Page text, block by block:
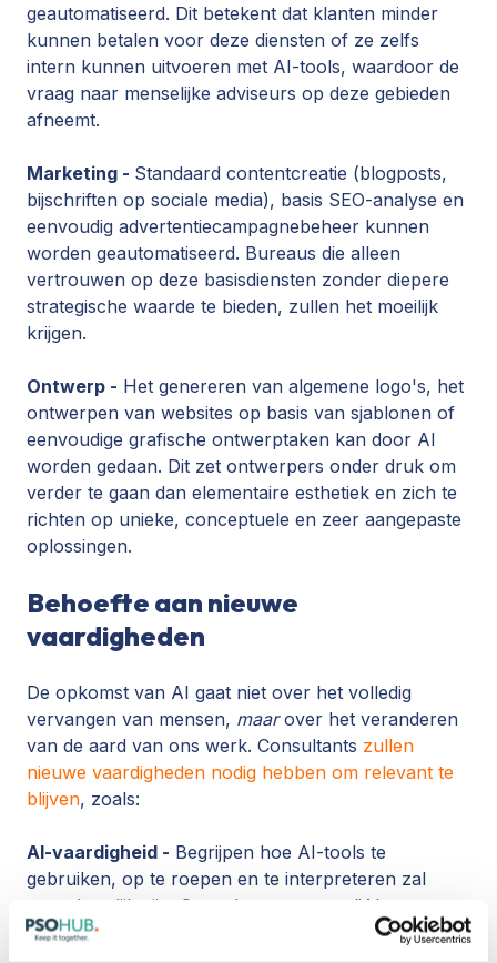
geautomatiseerd. Dit betekent dat klanten minder
kunnen betalen voor deze diensten of ze zelfs
intern kunnen uitvoeren met AI-tools, waardoor de
vraag naar menselijke adviseurs op deze gebieden
afneemt.
Marketing - Standaard contentcreatie (blogposts,
bijschriften op sociale media), basis SEO-analyse en
eenvoudig advertentiecampagnebeheer kunnen
worden geautomatiseerd. Bureaus die alleen
vertrouwen op deze basisdiensten zonder diepere
strategische waarde te bieden, zullen het moeilijk
krijgen.
Ontwerp - Het genereren van algemene logo's, het
ontwerpen van websites op basis van sjablonen of
eenvoudige grafische ontwerptaken kan door AI
worden gedaan. Dit zet ontwerpers onder druk om
verder te gaan dan elementaire esthetiek en zich te
richten op unieke, conceptuele en zeer aangepaste
oplossingen.
Behoefte aan nieuwe
vaardigheden
De opkomst van AI gaat niet over het volledig
vervangen van mensen, maarover het veranderen
van de aard van ons werk. Consultants zullen
nieuwe vaardigheden nodig hebben om relevant te
blijven, zoals:
AI-vaardigheid - Begrijpen hoe AI-tools te
gebruiken, op te roepen en te interpreteren zal
onontbeerlijk zijn. Consultants moeten "AI-
fluisteraars" worden - experts in het begeleiden van
AI om de beste resultaten te produceren.